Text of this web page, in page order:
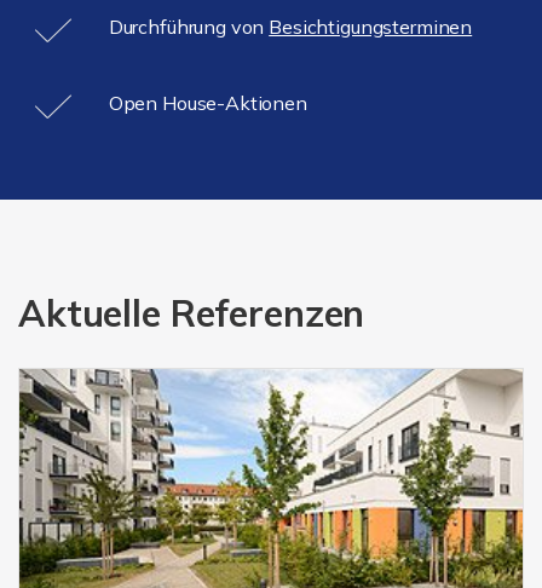
Durchführung von Besichtigungsterminen
Open House-Aktionen
Aktuelle Referenzen